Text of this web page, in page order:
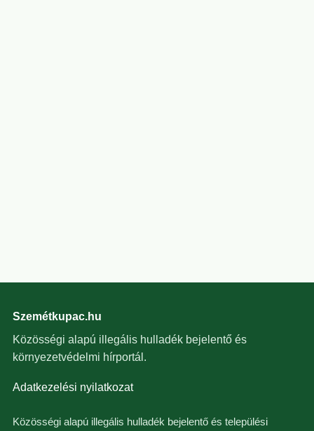
Szemétkupac.hu
Közösségi alapú illegális hulladék bejelentő és
környezetvédelmi hírportál.
Adatkezelési nyilatkozat
Közösségi alapú illegális hulladék bejelentő és települési